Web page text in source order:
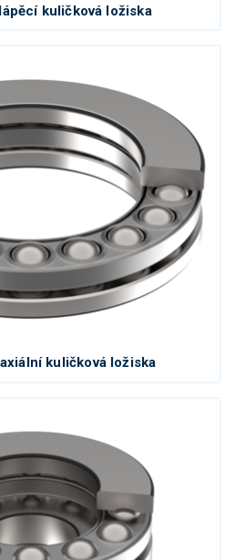
kuličková ložiska
kuličková ložiska